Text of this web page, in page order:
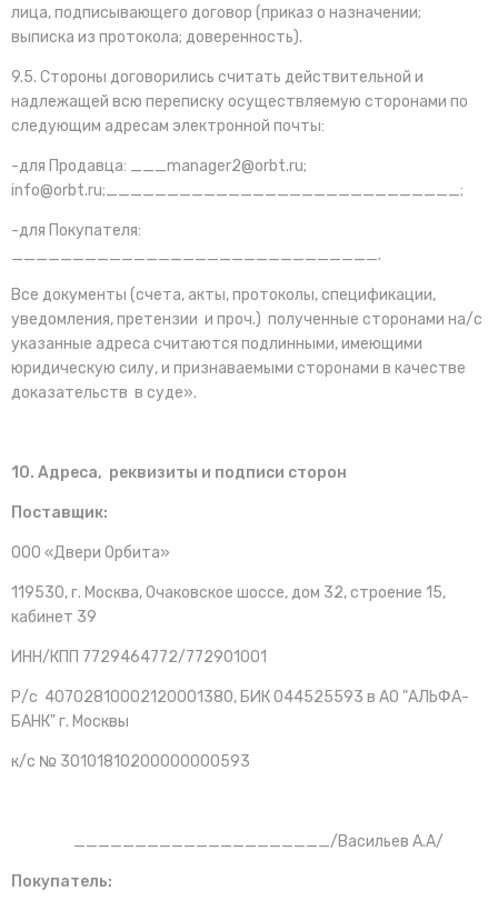
лица, подписывающего договор (приказ о назначении;
выписка из протокола; доверенность).
9.5. Стороны договорились считать действительной и
надлежащей всю переписку осуществляемую сторонами по
следующим адресам электронной почты:
-для Продавца: ___manager2@orbt.ru;
info@orbt.ru;_____________________________;
-для Покупателя:
______________________________.
Все документы (счета, акты, протоколы, спецификации,
уведомления, претензии и проч.) полученные сторонами на/с
указанные адреса считаются подлинными, имеющими
юридическую силу, и признаваемыми сторонами в качестве
доказательств в суде».
10. Адреса, реквизиты и подписи сторон
Поставщик:
ООО «Двери Орбита»
119530, г. Москва, Очаковское шоссе, дом 32, строение 15,
кабинет 39
ИНН/КПП 7729464772/772901001
Р/с 40702810002120001380, БИК 044525593 в АО "АЛЬФА-
БАНК" г. Москвы
к/с № 30101810200000000593
_____________________/Васильев А.А/
Покупатель: